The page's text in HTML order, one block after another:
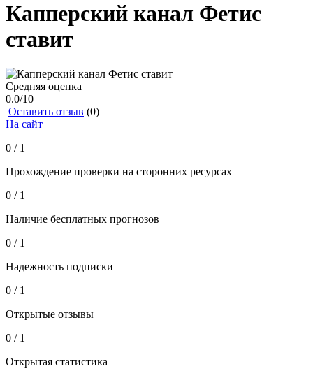
Капперский канал Фетис
ставит
Средняя оценка
0.0/10
Оставить отзыв (0)
На сайт
0 / 1
Прохождение проверки на сторонних ресурсах
0 / 1
Наличие бесплатных прогнозов
0 / 1
Надежность подписки
0 / 1
Открытые отзывы
0 / 1
Открытая статистика